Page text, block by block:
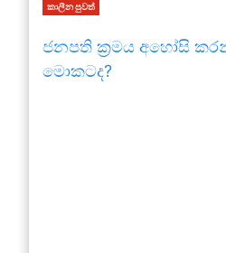
කාලීන පුවත්
ජනපති ක්‍රමය අහෝසි
මොකටද?